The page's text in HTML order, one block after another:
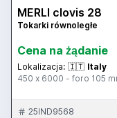
MERLI clovis 28
Tokarki równoległe
Cena na żądanie
Lokalizacja: 🇮🇹 Italy
450 x 6000 - foro 105
25IND9568